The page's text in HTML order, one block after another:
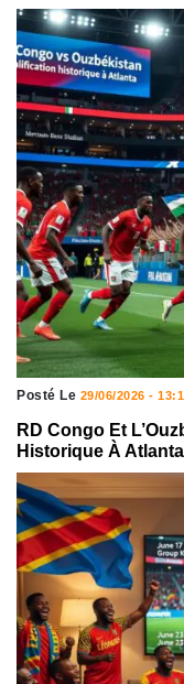
Posté Le 29/06/2026 -
RD Congo Et
Historique À Atlanta